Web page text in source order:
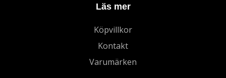
Läs mer
Köpvillkor
Kontakt
Varumärken